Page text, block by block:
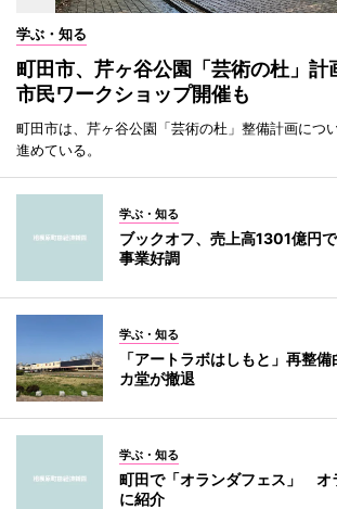
学ぶ・知る
町田市、芹ヶ谷公園「芸術の杜」
市民ワークショップ開催も
町田市は、芹ヶ谷公園「芸術の杜」整備計画につ
進めている。
学ぶ・知る
ブックオフ、売上高1301億円
事業好調
学ぶ・知る
「アートラボはしもと」再整
カ堂が撤退
学ぶ・知る
町田で「オランダフェス」 オ
に紹介